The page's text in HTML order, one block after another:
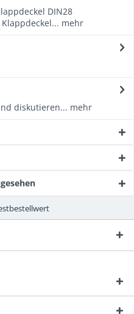
DIN28
mehr
diskutieren... mehr